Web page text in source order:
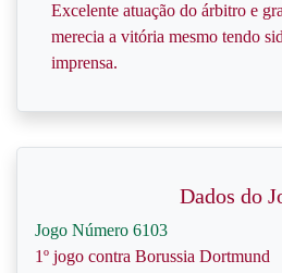
Excelente atuação do árbitro e
merecia a vitória mesmo tendo
imprensa.
Dados do
Jogo Número 6103
1º jogo contra Borussia Dortmund